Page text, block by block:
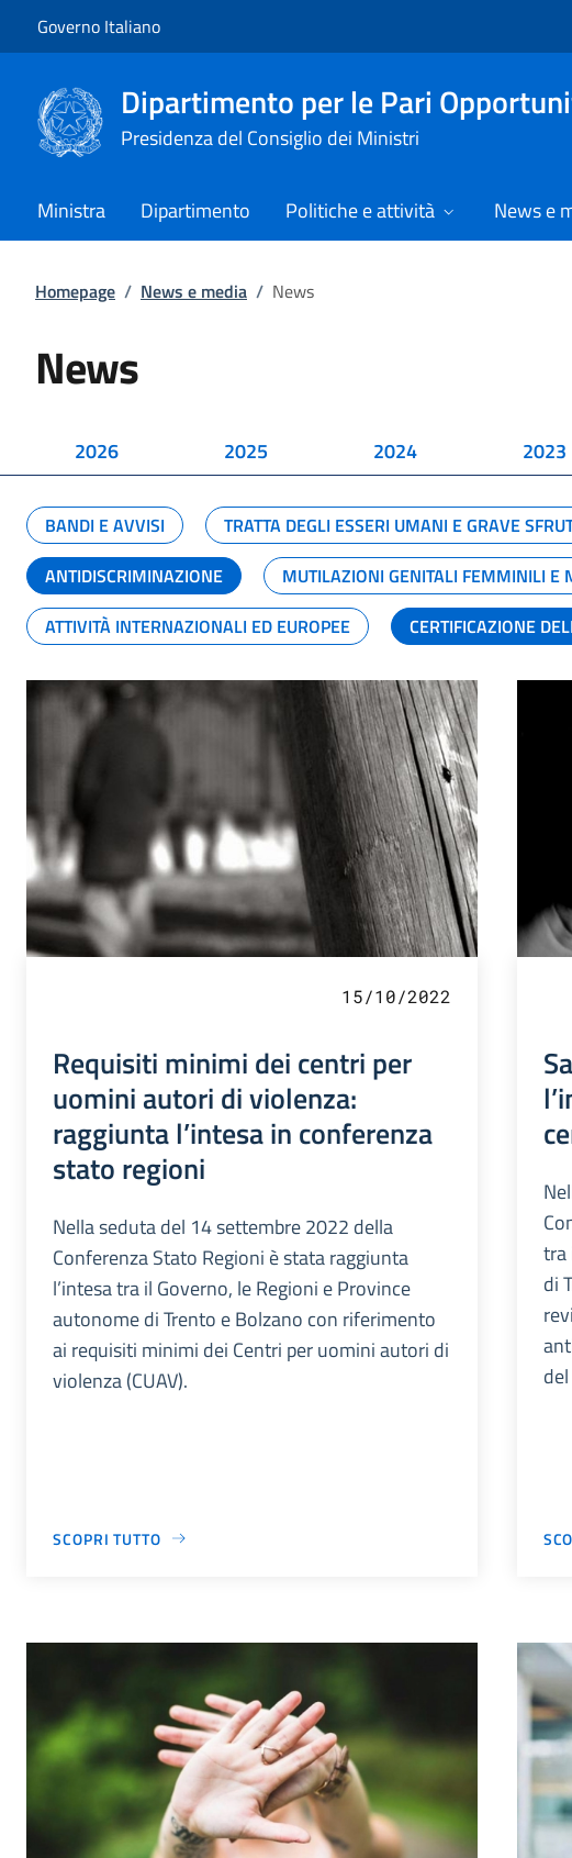
Governo Italiano
Dipartimento per le Pari
Presidenza del Consiglio dei Ministri
Ministra Dipartimento Politiche e attività News e
Homepage / News e media / News
News
2026 2025 2024 2023
BANDI E AVVISI TRATTA DEGLI ESSERI UMANI E GRAVE
ANTIDISCRIMINAZIONE
MUTILAZIONI GENITALI FEMMINILI E
ATTIVITÀ INTERNAZIONALI ED EUROPEE
CERTIFICAZIONE
15/10/2022
Requisiti minimi dei centri per
uomini autori di violenza:
raggiunta l’intesa in conferenza
stato regioni
Nella seduta del 14 settembre 2022 della
Conferenza Stato Regioni è stata raggiunta
l’intesa tra il Governo, le Regioni e Province
autonome di Trento e Bolzano con riferimento
ai requisiti minimi dei Centri per uomini autori di
violenza (CUAV).
SCOPRI TUTTO
tra
di